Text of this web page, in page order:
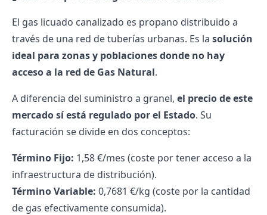
El gas licuado canalizado es propano distribuido a
través de una red de tuberías urbanas. Es la solución
ideal para zonas y poblaciones donde no hay
acceso a la red de Gas Natural.
A diferencia del suministro a granel, el precio de este
mercado sí está regulado por el Estado. Su
facturación se divide en dos conceptos:
Término Fijo: 1,58 €/mes (coste por tener acceso a la
infraestructura de distribución).
Término Variable: 0,7681 €/kg (coste por la cantidad
de gas efectivamente consumida).